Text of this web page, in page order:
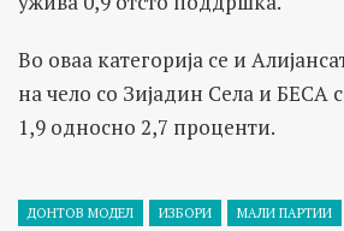
Во оваа категорија се и
на чело со Зијадин Села и БЕСА
1,9 односно 2,7 проценти.
ДОНТОВ МОДЕЛ ИЗБОРИ МАЛИ ПАРТИИ